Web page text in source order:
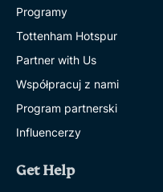
Programy
Tottenham Hotspur
Partner with Us
Współpracuj z nami
Program partnerski
Influencerzy
Get Help